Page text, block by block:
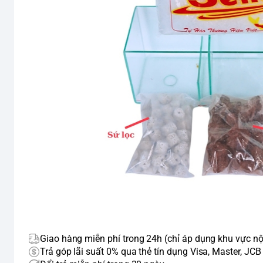
Giao hàng miễn phí trong 24h (chỉ áp dụng khu vực
Trả góp lãi suất 0% qua thẻ tín dụng Visa, Master, JCB